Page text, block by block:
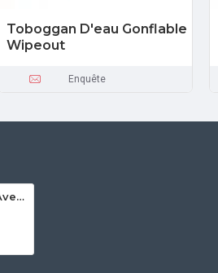
Toboggan D'eau Gonflable
Wipeout
Enquête
Gonflable Pour Enfants Avec Toboggan